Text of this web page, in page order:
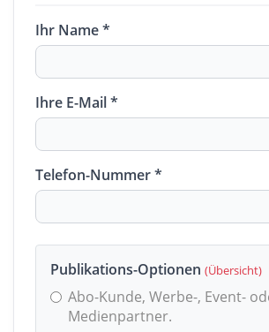
Ihr Name *
Ihre E-Mail *
Telefon-Nummer *
Publikations-Optionen (Übersicht)
Abo-Kunde, Werbe-, Event-
Medienpartner.